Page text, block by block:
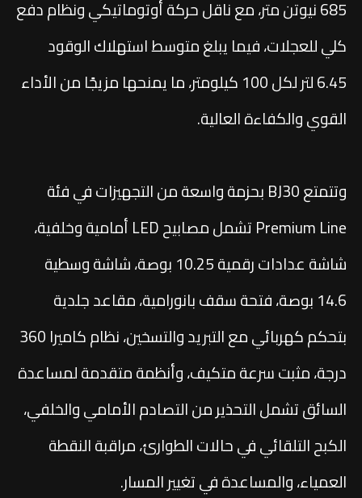
685 نيوتن متر، مع ناقل حركة أوتوماتيكي ونظام دفع
كلي للعجلات، فيما يبلغ متوسط استهلاك الوقود
6.45 لتر لكل 100 كيلومتر، ما يمنحها مزيجًا من الأداء
القوي والكفاءة العالية.
وتتمتع BJ30 بحزمة واسعة من التجهيزات في فئة
Premium Line تشمل مصابيح LED أمامية وخلفية،
شاشة عدادات رقمية 10.25 بوصة، شاشة وسطية
14.6 بوصة، فتحة سقف بانورامية، مقاعد جلدية
بتحكم كهربائي مع التبريد والتسخين، نظام كاميرا 360
درجة، مثبت سرعة متكيف، وأنظمة متقدمة لمساعدة
السائق تشمل التحذير من التصادم الأمامي والخلفي،
الكبح التلقائي في حالات الطوارئ، مراقبة النقطة
العمياء، والمساعدة في تغيير المسار.